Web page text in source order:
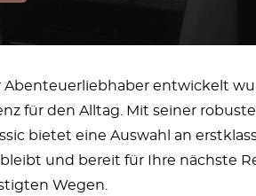
Abenteuerliebhaber entwickelt
für den Alltag. Mit seiner
bietet eine Auswahl an
und bereit für Ihre nächste
Wegen.